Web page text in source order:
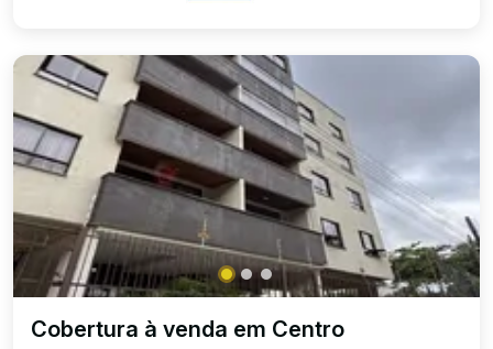
Cobertura à venda em Centro